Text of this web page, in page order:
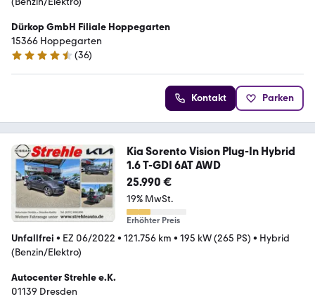
Dürkop GmbH Filiale Hoppegarten
15366 Hoppegarten
4.5 Sterne
(36)
Kontakt Parken
Kia Sorento Vision Plug-In Hybrid
1.6 T-GDI 6AT AWD
25.990 €
19% MwSt.
Erhöhter Preis
Unfallfrei • EZ 06/2022 • 121.756 km • 195 kW (265 PS) • Hybrid
(Benzin/Elektro)
Autocenter Strehle e.K.
01139 Dresden